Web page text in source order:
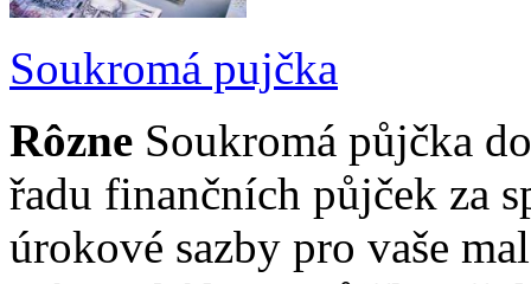
Soukromá pujčka
Rôzne Soukromá půjčka
řadu finančních půjček za
úrokové sazby pro vaše